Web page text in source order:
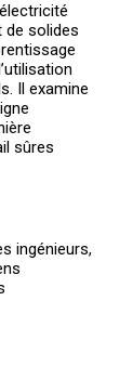
de solides
Il examine
sûres
ingénieurs,